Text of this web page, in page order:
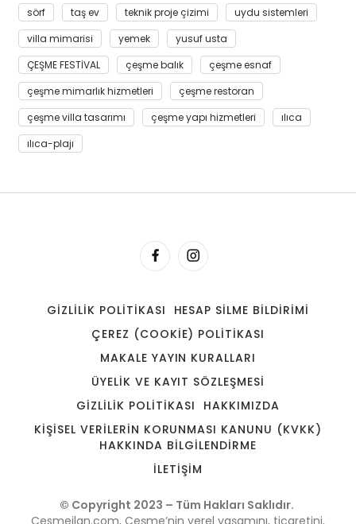
sörf
taş ev teknik proje çizimi
uydu sistemleri
villa mimarisi
yemek
yusuf usta
ÇEŞME FESTİVAL
çeşme balık
çeşme esnaf
çeşme mimarlık hizmetleri
çeşme restoran
çeşme villa tasarımı
çeşme yapı hizmetleri
ılıca
ılıca-plajı
GIZLILIK POLITIKASI
HESAP SILME BILDIRIMI
ÇEREZ (COOKIE) POLITIKASI
MAKALE YAYIN KURALLARI
ÜYELIK VE KAYIT SÖZLEŞMESI
GIZLILIK POLITIKASI
HAKKIMIZDA
KIŞISEL VERILERIN KORUNMASI KANUNU (KVKK)
HAKKINDA BILGILENDIRME
İLETIŞIM
© Copyright 2023 – Tüm Hakları Saklıdır.
Cesmeilan.com, Çeşme’nin yerel yaşamını, ticaretini,